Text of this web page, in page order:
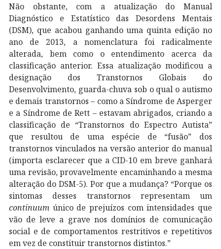
Não obstante, com a atualização do Manual
Diagnóstico e Estatístico das Desordens Mentais
(DSM), que acabou ganhando uma quinta edição no
ano de 2013, a nomenclatura foi radicalmente
alterada, bem como o entendimento acerca da
classificação anterior. Essa atualização modificou a
designação dos Transtornos Globais do
Desenvolvimento, guarda-chuva sob o qual o autismo
e demais transtornos – como a Síndrome de Asperger
e a Síndrome de Rett – estavam abrigados, criando a
classificação de “Transtornos do Espectro Autista”
que resultou de uma espécie de “fusão” dos
transtornos vinculados na versão anterior do manual
(importa esclarecer que a CID-10 em breve ganhará
uma revisão, provavelmente encaminhando a mesma
alteração do DSM-5). Por que a mudança? “Porque os
sintomas desses transtornos representam um
continuum único de prejuízos com intensidades que
vão de leve a grave nos domínios de comunicação
social e de comportamentos restritivos e repetitivos
em vez de constituir transtornos distintos.”